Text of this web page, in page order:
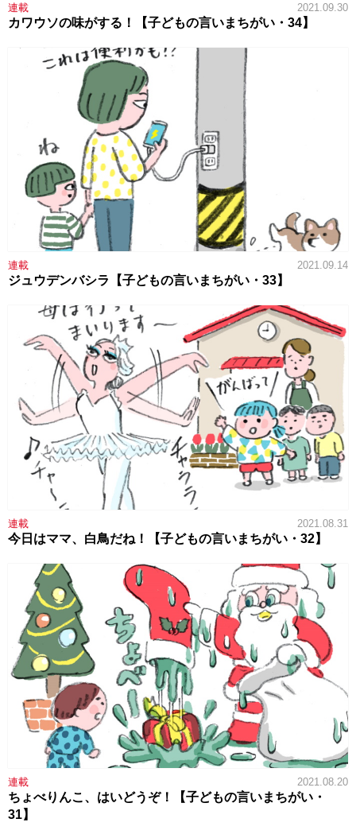
連載 2021.09.30
カワウソの味がする！【子どもの言いまちがい・34】
連載 2021.09.14
ジュウデンバシラ【子どもの言いまちがい・33】
連載 2021.08.31
今日はママ、白鳥だね！【子どもの言いまちがい・32】
連載 2021.08.20
ちょべりんこ、はいどうぞ！【子どもの言いまちがい・
31】